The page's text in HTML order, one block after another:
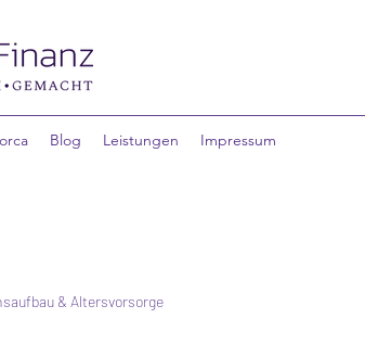
Blog Leistungen Impressum
& Altersvorsorge